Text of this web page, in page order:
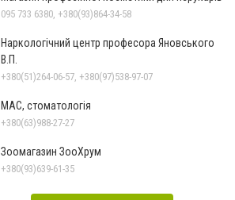
095 733 6380, +380(93)864-34-58
Наркологічний центр професора Яновського
В.П.
+380(51)264-06-57, +380(97)538-97-07
МАС, стоматологія
+380(63)988-27-27
Зоомагазин ЗооХрум
+380(93)639-61-35